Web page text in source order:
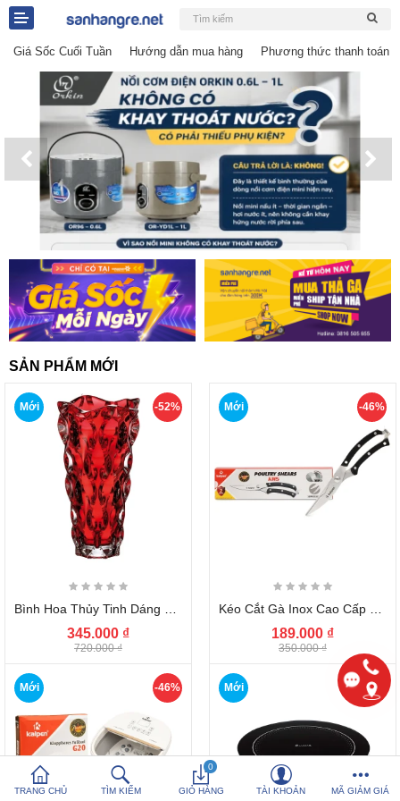
Đồ gia dụng & Nhà cửa
Điện gia dụng
Đồ tiện ích
Đồ chơi trẻ em
Sản phẩm khác
So sánh
Hotline:0816 505 655
Tải App SanHangRe nhận Quà
TRANG CHỦ TÌM KIẾM
0
GIỎ HÀNG TÀI KHOẢN MÃ GIẢM GIÁ
Giá Sốc Cuối Tuần Hướng dẫn mua hàng Phương thức thanh toán
SẢN PHẨM MỚI
Mới -52%
345.000 ₫
720.000 ₫
Mới -46%
Mới -46%
189.000 ₫
350.000 ₫
Mới -40%